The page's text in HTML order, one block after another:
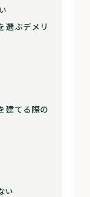
選ぶデメリ
建てる際の
い